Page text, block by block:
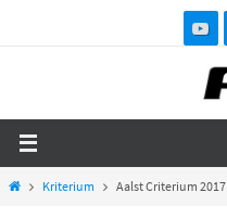
StartKriterium Aalst Criterium 2017